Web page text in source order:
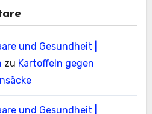
und Gesundheit |
zu Kartoffeln gegen
und Gesundheit |